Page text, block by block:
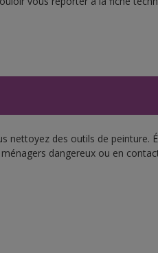
nettoyez des outils de peinture.
dangereux ou en